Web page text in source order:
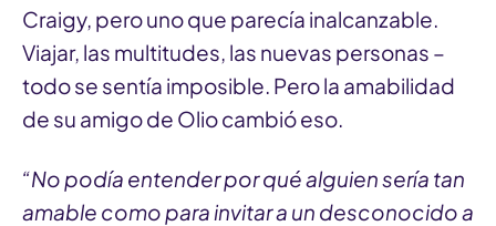
Craigy, pero uno que parecía inalcanzable.
Viajar, las multitudes, las nuevas personas –
todo se sentía imposible. Pero la amabilidad
de su amigo de Olio cambió eso.
“No podía entender por qué alguien sería tan
amable como para invitar a un desconocido a